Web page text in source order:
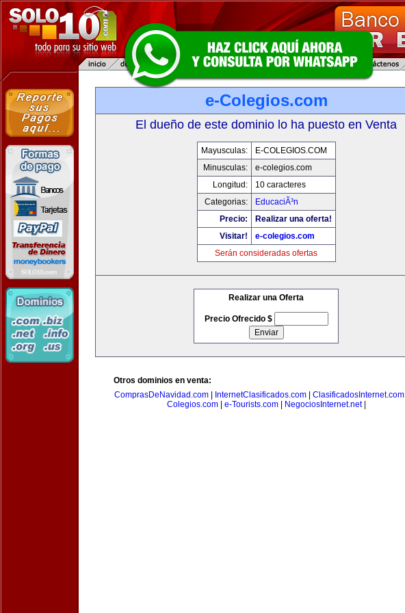
e-Colegios.com
El dueño de este dominio lo ha puesto en Venta
Mayusculas:
E-COLEGIOS.COM
Minusculas:
e-colegios.com
Longitud:
10 caracteres
Categorias:
EducaciÃ³n
Precio:
Realizar una oferta!
Visitar!
e-colegios.com
Serán consideradas ofertas
Realizar una Oferta
Precio Ofrecido $
Otros dominios en venta:
ComprasDeNavidad.com
InternetClasificados.com ClasificadosInternet.com
Colegios.com| e-Tourists.com| NegociosInternet.net|